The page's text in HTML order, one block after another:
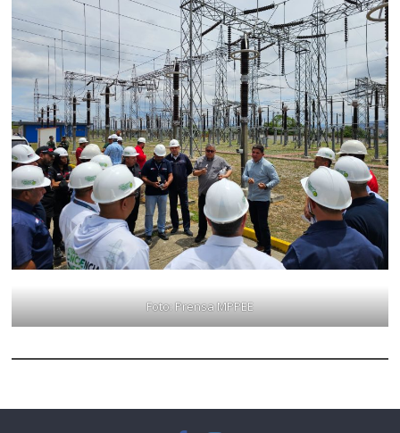
Foto: Prensa MPPEE